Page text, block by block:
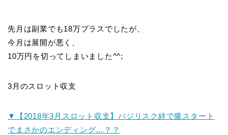
先月は副業でも18万プラスでしたが、
今月は展開が悪く、
10万円を切ってしまいました^^;
3月のスロット収支
▼【2018年3月スロット収支】バジリスク絆で朧スタート
でまさかのエンディング…？？